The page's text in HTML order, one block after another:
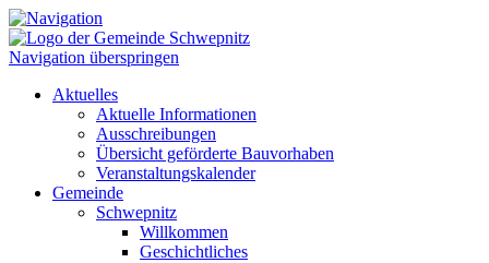
Navigation überspringen
Aktuelles
Aktuelle Informationen
Ausschreibungen
Übersicht geförderte Bauvorhaben
Veranstaltungskalender
Gemeinde
Schwepnitz
Willkommen
Geschichtliches